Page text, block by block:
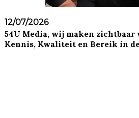
12/07/2026
54U Media, wij maken
Kennis, Kwaliteit en Bereik in